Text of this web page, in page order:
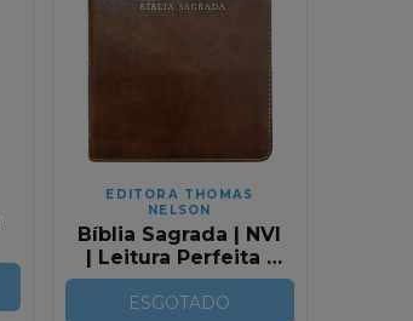
EDITORA THOMAS
NELSON
Bíblia Sagrada | NVI
| Leitura Perfeita |
Couro Soft Marrom
| Com Índice
ESGOTADO